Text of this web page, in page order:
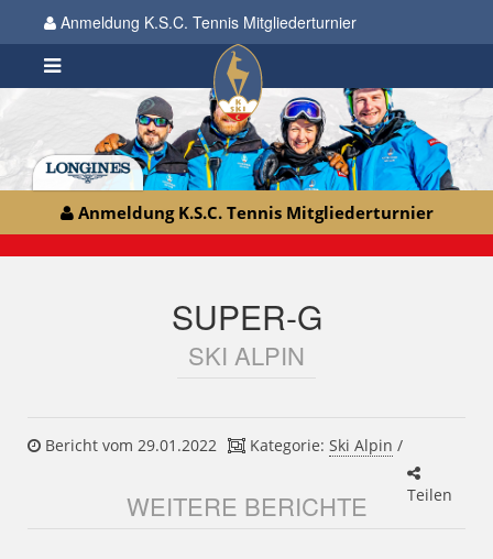
Anmeldung K.S.C. Tennis Mitgliederturnier
Anmeldung K.S.C. Tennis Mitgliederturnier
SUPER-G
SKI ALPIN
Bericht vom 29.01.2022 Kategorie: Ski Alpin /
Teilen
WEITERE BERICHTE